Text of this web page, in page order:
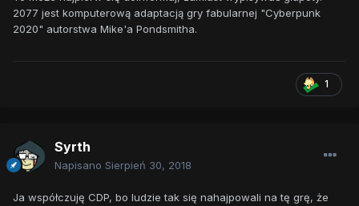
2077 jest komputerową adaptacją gry fabularnej "Cyberpunk
2020" autorstwa Mike'a Pondsmitha.
1
Syrth
Napisano Sierpień 30, 2018
Ja współczuję CDP, bo ludzie tak się nahajpowali na tę grę, że